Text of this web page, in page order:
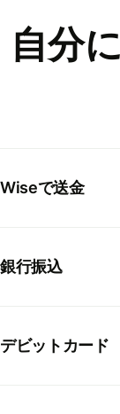
自分
Wiseで送金
銀行振込
デビットカード